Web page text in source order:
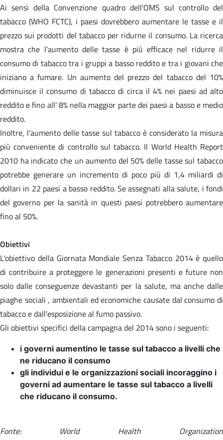
Ai sensi della Convenzione quadro dell'OMS sul controllo del
tabacco (WHO FCTC), i paesi dovrebbero aumentare le tasse e il
prezzo sui prodotti del tabacco per ridurne il consumo. La ricerca
mostra che l’aumento delle tasse è più efficace nel ridurre il
consumo di tabacco tra i gruppi a basso reddito e tra i giovani che
iniziano a fumare. Un aumento del prezzo del tabacco del 10%
diminuisce il consumo di tabacco di circa il 4% nei paesi ad alto
reddito e fino all’ 8% nella maggior parte dei paesi a basso e medio
reddito.
Inoltre, l'aumento delle tasse sul tabacco è considerato la misura
più conveniente di controllo sul tabacco. Il World Health Report
2010 ha indicato che un aumento del 50% delle tasse sul tabacco
potrebbe generare un incremento di poco più di 1,4 miliardi di
dollari in 22 paesi a basso reddito. Se assegnati alla salute, i fondi
del governo per la sanità in questi paesi potrebbero aumentare
fino al 50%.
Obiettivi
L'obiettivo della Giornata Mondiale Senza Tabacco 2014 è quello
di contribuire a proteggere le generazioni presenti e future non
solo dalle conseguenze devastanti per la salute, ma anche dalle
piaghe sociali , ambientali ed economiche causate dal consumo di
tabacco e dall'esposizione al fumo passivo.
Gli obiettivi specifici della campagna del 2014 sono i seguenti:
i governi aumentino le tasse sul tabacco a livelli che
ne riducano il consumo
gli individui e le organizzazioni sociali incoraggino i
governi ad aumentare le tasse sul tabacco a livelli
che riducano il consumo.
Fonte: World Health Organization